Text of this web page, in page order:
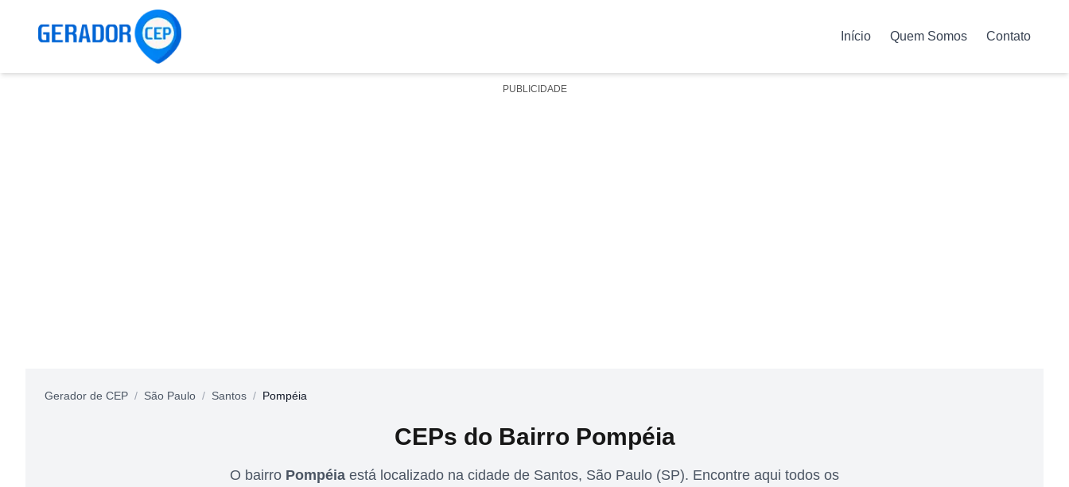
Início Quem Somos Contato
PUBLICIDADE
Gerador de CEP / São Paulo / Santos / Pompéia
CEPs do Bairro Pompéia
O bairro Pompéia está localizado na cidade de Santos, São Paulo (SP). Encontre aqui todos os